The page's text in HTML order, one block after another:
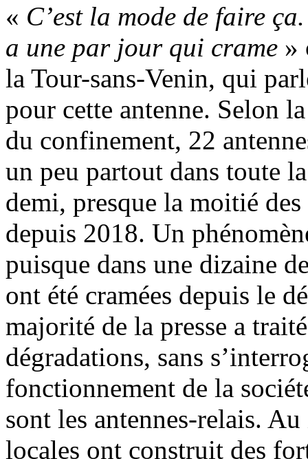
« C’est la mode de faire
a une par jour qui crame »
la Tour-sans-Venin, qui
pour cette antenne. Selon
du confinement, 22
un peu partout dans toute
demi, presque la moitié des
depuis 2018. Un
puisque dans une dizaine
ont été cramées depuis le
majorité de la presse a
dégradations, sans
fonctionnement de la
sont les antennes-relais.
locales ont construit des